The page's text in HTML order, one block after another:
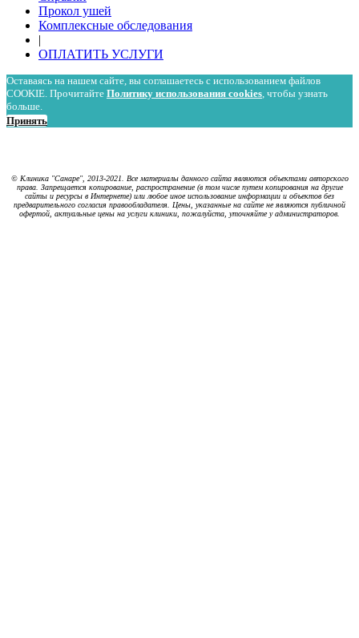
Прокол ушей
Комплексные обследования
|
ОПЛАТИТЬ УСЛУГИ
Оставаясь на нашем сайте, вы соглашаетесь с использованием файлов
COOKIE. Прочитайте Политику использования cookies, чтобы узнать
больше.
Принять
© Клиника "Санаре", 2013-2021. Все материалы данного сайта являются объектами авторского
права. Запрещается копирование, распространение (в том числе путем копирования на другие
сайты и ресурсы в Интернете) или любое иное использование информации и объектов без
предварительного согласия правообладателя. Цены, указанные на сайте не являются публичной
офертой, актуальные цены на услуги клиники, пожалуйста, уточняйте у администраторов.